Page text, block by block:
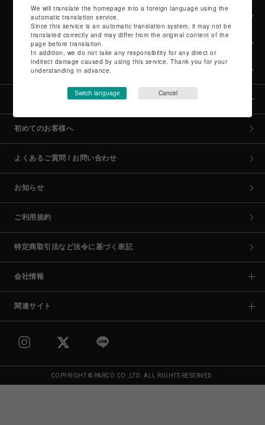
culture TOP
POP-UP SHOP TOP
PARCO GAMES TOP
全国のPARCO店舗
初めてのお客様へ
よくあるご質問 / お問い合わせ
お知らせ
ご利用規約
特定商取引法など法令に基づく表記
会社情報
関連サイト
COPYRIGHT © PARCO CO.,LTD. ALL RIGHTS RESERVED.
We will translate the homepage into a foreign language using the
automatic translation service.
Since this service is an automatic translation system, it may not be
translated correctly and may differ from the original content of the
page before translation.
In addition, we do not take any responsibility for any direct or
indirect damage caused by using this service. Thank you for your
understanding in advance.
Switch language Cancel